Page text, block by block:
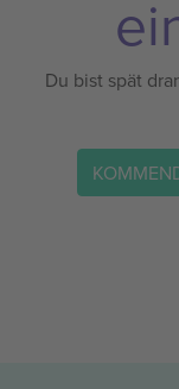
Du bist spät